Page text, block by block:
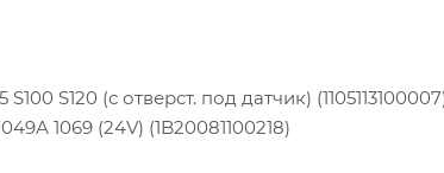
S120 (с отверст. под датчик)
1069 (24V) (1B20081100218)